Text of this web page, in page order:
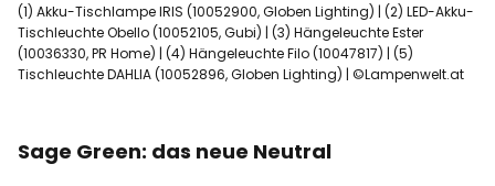
(1) Akku-Tischlampe IRIS (10052900, Globen Lighting) | (2) LED-Akku-
Tischleuchte Obello (10052105, Gubi) | (3) Hängeleuchte Ester
(10036330, PR Home) | (4) Hängeleuchte Filo (10047817) | (5)
Tischleuchte DAHLIA (10052896, Globen Lighting) | ©Lampenwelt.at
Sage Green: das neue Neutral